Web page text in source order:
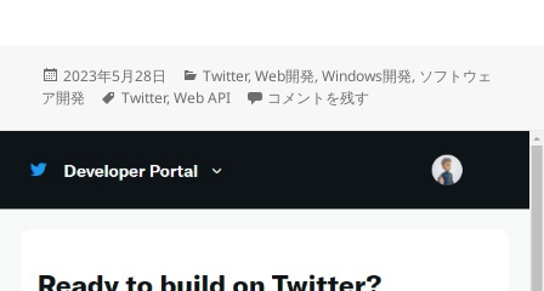
投
稿
2023年5月28日
カ
テ
Twitter,Web開発,Windows開発, ソフトウェ
ア開発
タ
Twitter,Web API TwitterOAuthを利用する際に’syntax
コメントを残す